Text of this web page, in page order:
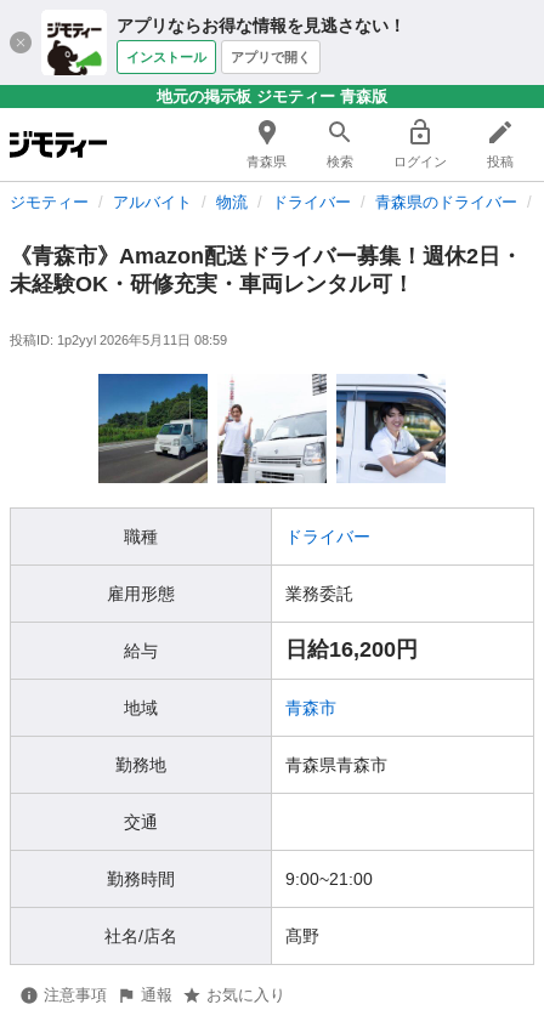
アプリならお得な情報を見逃さない！
インストール アプリで開く
地元の掲示板 ジモティー 青森版
青森県 検索 ログイン 投稿
ジモティー アルバイト 物流 ドライバー 青森県のドライバー
《青森市》Amazon配送ドライバー募集！週休2日・
未経験OK・研修充実・車両レンタル可！
投稿ID: 1p2yyl 2026年5月11日 08:59
職種 ドライバー
雇用形態 業務委託
給与 日給16,200円
地域 青森市
勤務地 青森県青森市
交通
勤務時間 9:00~21:00
社名/店名 髙野
注意事項 通報 お気に入り